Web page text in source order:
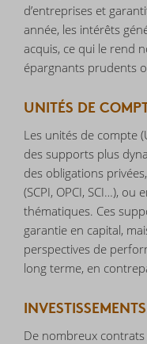
d’entreprises et
année, les intérêts
acquis, ce qui le rend
épargnants prudents
UNITÉS DE
Les unités de compte
des supports plus
des obligations
(SCPI, OPCI, SCI…), ou
thématiques. Ces
garantie en capital,
perspectives de
long terme, en
De nombreux contrats